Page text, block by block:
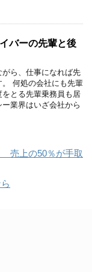
バーの先輩と後
ら、仕事になれば先
何処の会社にも先輩
とる先輩乗務員も居
業界はいざ会社から
売上の50％が手取